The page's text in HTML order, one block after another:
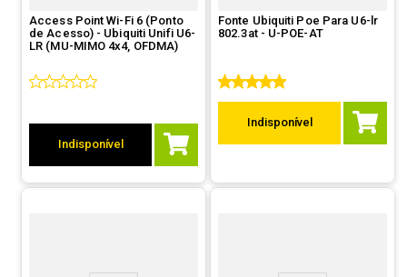
Access Point Wi-Fi 6 (Ponto
de Acesso) - Ubiquiti Unifi U6-
LR (MU-MIMO 4x4, OFDMA)
Indisponível
Fonte Ubiquiti Poe Para U6-lr
802.3at - U-POE-AT
Indisponível